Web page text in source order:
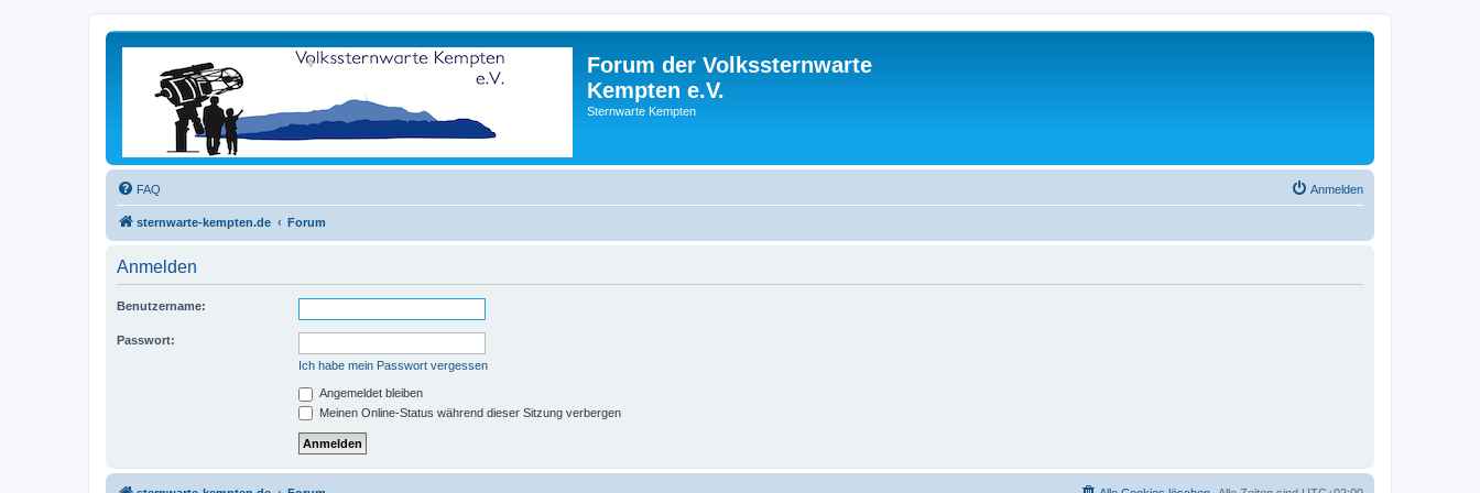
Forum der Volkssternwarte
Kempten e.V.
Sternwarte Kempten
FAQ Anmelden
sternwarte-kempten.de Forum
Anmelden
Benutzername:
Passwort:
Ich habe mein Passwort vergessen
Angemeldet bleiben
Meinen Online-Status während dieser Sitzung verbergen